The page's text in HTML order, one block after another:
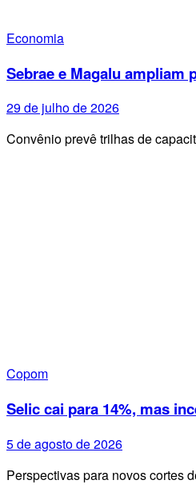
Economia
Sebrae e Magalu ampliam
29 de julho de 2026
Convênio prevê trilhas de
Copom
Selic cai para 14%, mas
5 de agosto de 2026
Perspectivas para novos cortes